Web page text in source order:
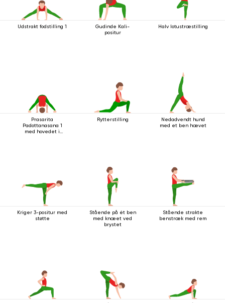
Udstrakt fodstilling 1
Gudinde Kali-
positur
Halv lotustræstilling
Prasarita
Padottanasana 1
med hovedet i
Rytterstilling
Nedadvendt hund
med et ben hævet
Kriger 3-positur med
støtte
Stående på ét ben
med knæet ved
brystet
Stående strakte
benstræk med rem